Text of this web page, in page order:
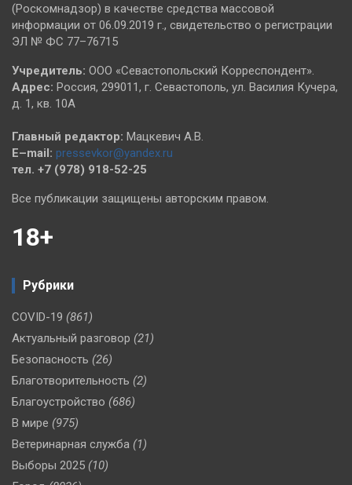
(Роскомнадзор) в качестве средства массовой
информации от 06.09.2019 г., свидетельство о регистрации
ЭЛ № ФС 77–76715
Учредитель: ООО «Севастопольский Корреспондент».
Адрес: Россия, 299011, г. Севастополь, ул. Василия Кучера,
д. 1, кв. 10А
Главный редактор: Мацкевич А.В.
E–mail: pressevkor@yandex.ru
тел. +7 (978) 918-52-25
Все публикации защищены авторским правом.
18+
Рубрики
COVID-19 (861)
Актуальный разговор (21)
Безопасность (26)
Благотворительность (2)
Благоустройство (686)
В мире (975)
Ветеринарная служба (1)
Выборы 2025 (10)